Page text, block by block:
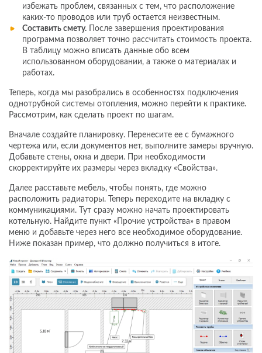
избежать проблем, связанных с тем, что расположение
каких-то проводов или труб остается неизвестным.
Составить смету. После завершения проектирования
программа позволяет точно рассчитать стоимость проекта.
В таблицу можно вписать данные обо всем
использованном оборудовании, а также о материалах и
работах.
Теперь, когда мы разобрались в особенностях подключения
однотрубной системы отопления, можно перейти к практике.
Рассмотрим, как сделать проект по шагам.
Вначале создайте планировку. Перенесите ее с бумажного
чертежа или, если документов нет, выполните замеры вручную.
Добавьте стены, окна и двери. При необходимости
скорректируйте их размеры через вкладку «Свойства».
Далее расставьте мебель, чтобы понять, где можно
расположить радиаторы. Теперь переходите на вкладку с
коммуникациями. Тут сразу можно начать проектировать
котельную. Найдите пункт «Прочие устройства» в правом
меню и добавьте через него все необходимое оборудование.
Ниже показан пример, что должно получиться в итоге.